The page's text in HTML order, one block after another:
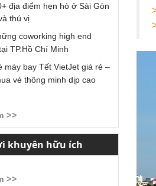
địa điểm hẹn hò ở Sài Gòn
thú vị
coworking high end
TP.Hồ Chí Minh
máy bay Tết VietJet giá rẻ –
vé thông minh dịp cao
>>
khuyên hữu ích
>>